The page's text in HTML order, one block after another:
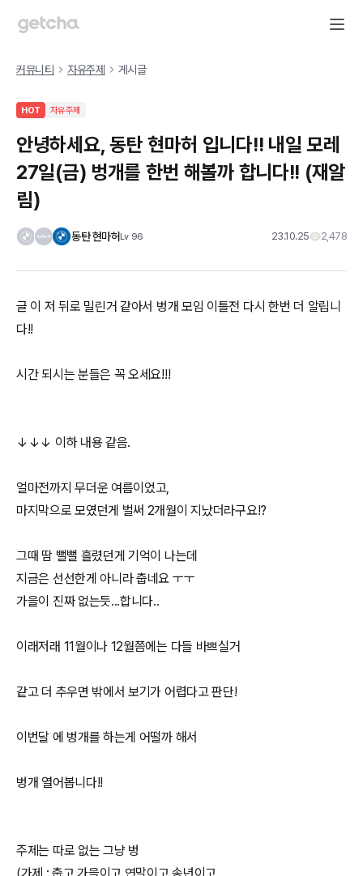
커뮤니티 자유주제 게시글
HOT 자유주제
안녕하세요, 동탄 현마허 입니다!! 내일 모레
27일(금) 벙개를 한번 해볼까 합니다!! (재알
림)
동탄 현마허Lv 96 23.10.25 2,478
글 이 저 뒤로 밀린거 같아서 벙개 모임 이틀전 다시 한번 더 알립니
다!!
시간 되시는 분들은 꼭 오세요!!!
↓↓↓ 이하 내용 같음.
얼마전까지 무더운 여름이었고,
마지막으로 모였던게 벌써 2개월이 지났더라구요!?
그때 땀 뻘뻘 흘렸던게 기억이 나는데
지금은 선선한게 아니라 춥네요 ㅜㅜ
가을이 진짜 없는듯...합니다..
이래저래 11월이나 12월쯤에는 다들 바쁘실거
같고 더 추우면 밖에서 보기가 어렵다고 판단!
이번달 에 벙개를 하는게 어떨까 해서
벙개 열어봅니다!!
주제는 따로 없는 그냥 벙